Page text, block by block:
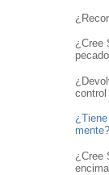
¿Cree
mente?
¿Cree